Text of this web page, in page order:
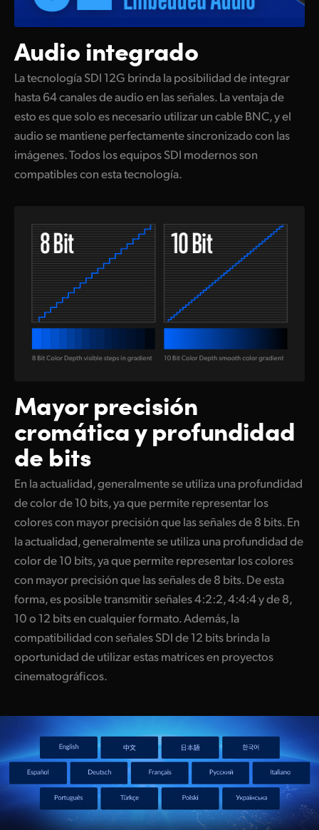
Audio integrado
La tecnología SDI 12G brinda la posibilidad de integrar
hasta 64 canales de audio en las señales. La ventaja de
esto es que solo es necesario utilizar un cable BNC, y el
audio se mantiene perfectamente sincronizado con las
imágenes. Todos los equipos SDI modernos son
compatibles con esta tecnología.
Mayorprecisión
cromáticay profundidad
de bits
En la actualidad, generalmente se utiliza una profundidad
de color de 10 bits, ya que permite representar los
colores con mayor precisión que las señales de 8 bits. En
la actualidad, generalmente se utiliza una profundidad de
color de 10 bits, ya que permite representar los colores
con mayor precisión que las señales de 8 bits. De esta
forma, es posible transmitir señales 4:2:2, 4:4:4 y de 8,
10 o 12 bits en cualquier formato. Además, la
compatibilidad con señales SDI de 12 bits brinda la
oportunidad de utilizar estas matrices en proyectos
cinematográficos.